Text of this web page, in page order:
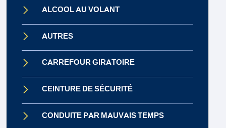
ALCOOL AU VOLANT
AUTRES
CARREFOUR GIRATOIRE
CEINTURE DE SÉCURITÉ
CONDUITE PAR MAUVAIS TEMPS